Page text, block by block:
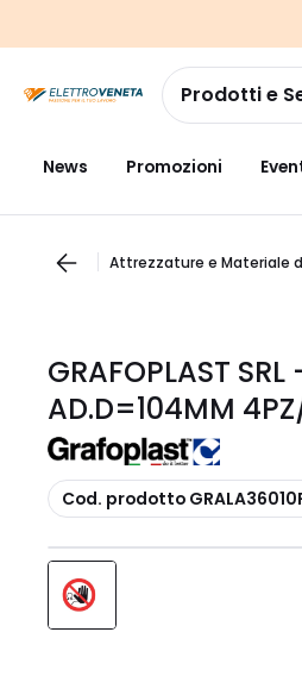
navigazionealla
pagina
Prodotti e
News Promozioni
Attrezzature e Materiale
GRAFOPLAST
AD.D=104MM
copia
Cod. prodotto